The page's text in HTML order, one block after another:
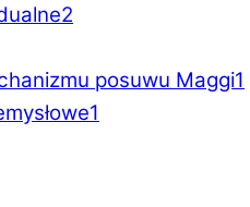
2
posuwu Maggi1
1